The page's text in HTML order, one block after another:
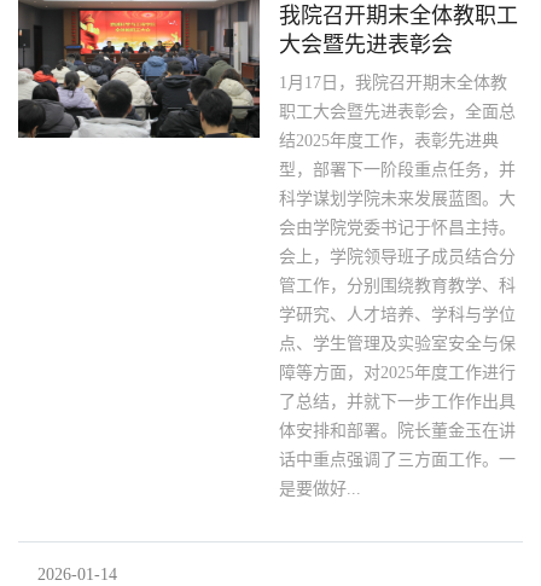
我院召开期末全体教职工
大会暨先进表彰会
1月17日，我院召开期末全体教
职工大会暨先进表彰会，全面总
结2025年度工作，表彰先进典
型，部署下一阶段重点任务，并
科学谋划学院未来发展蓝图。大
会由学院党委书记于怀昌主持。
会上，学院领导班子成员结合分
管工作，分别围绕教育教学、科
学研究、人才培养、学科与学位
点、学生管理及实验室安全与保
障等方面，对2025年度工作进行
了总结，并就下一步工作作出具
体安排和部署。院长董金玉在讲
话中重点强调了三方面工作。一
是要做好...
2026-01-14